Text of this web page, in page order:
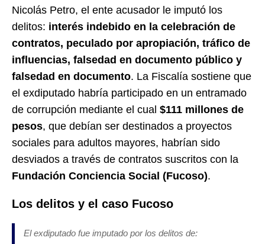
Nicolás Petro, el ente acusador le imputó los
delitos: interés indebido en la celebración de
contratos, peculado por apropiación, tráfico de
influencias, falsedad en documento público y
falsedad en documento. La Fiscalía sostiene que
el exdiputado habría participado en un entramado
de corrupción mediante el cual $111 millones de
pesos, que debían ser destinados a proyectos
sociales para adultos mayores, habrían sido
desviados a través de contratos suscritos con la
Fundación Conciencia Social (Fucoso).
Los delitos y el caso Fucoso
El exdiputado fue imputado por los delitos de: